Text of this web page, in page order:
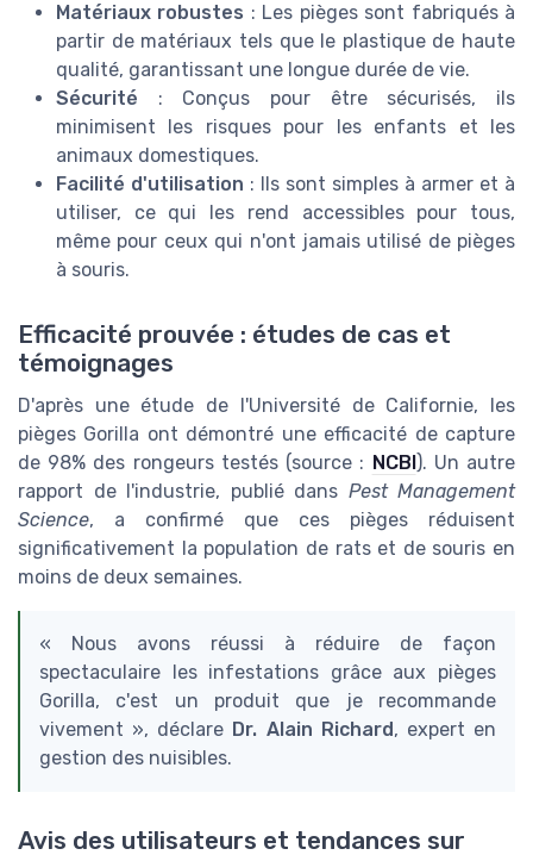
Matériaux robustes : Les pièges sont fabriqués à
partir de matériaux tels que le plastique de haute
qualité, garantissant une longue durée de vie.
Sécurité : Conçus pour être sécurisés, ils
minimisent les risques pour les enfants et les
animaux domestiques.
Facilité d'utilisation : Ils sont simples à armer et à
utiliser, ce qui les rend accessibles pour tous,
même pour ceux qui n'ont jamais utilisé de pièges
à souris.
Efficacité prouvée : études de cas et
témoignages
D'après une étude de l'Université de Californie, les
pièges Gorilla ont démontré une efficacité de capture
de 98% des rongeurs testés (source : NCBI). Un autre
rapport de l'industrie, publié dans Pest Management
Science, a confirmé que ces pièges réduisent
significativement la population de rats et de souris en
moins de deux semaines.
« Nous avons réussi à réduire de façon
spectaculaire les infestations grâce aux pièges
Gorilla, c'est un produit que je recommande
vivement », déclare Dr. Alain Richard, expert en
gestion des nuisibles.
Avis des utilisateurs et tendances sur